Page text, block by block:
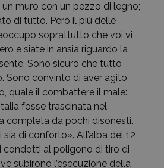
muro con un pezzo di legno;
di tutto. Però il più delle
soprattutto che voi vi
e siate in ansia riguardo la
Sono sicuro che tutto
Sono convinto di aver agito
quale il combattere il male:
fosse trascinata nel
completa da pochi disonesti.
di conforto». All’alba del 12
condotti al poligono di tiro di
subirono l’esecuzione della